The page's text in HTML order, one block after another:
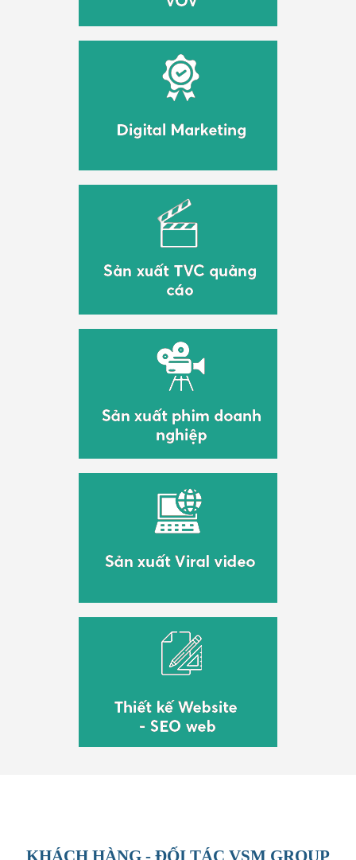
KHÁCH HÀNG - ĐỐI TÁC VSM GROUP